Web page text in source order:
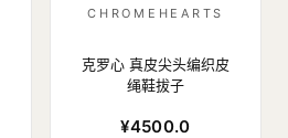
CHROMEHEARTS
克罗心 真皮尖头编织皮
绳鞋拔子
¥4500.0